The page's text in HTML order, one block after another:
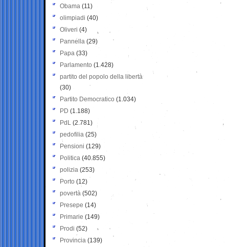
Obama (11)
olimpiadi (40)
Oliveri (4)
Pannella (29)
Papa (33)
Parlamento (1.428)
partito del popolo della libertà
(30)
Partito Democratico (1.034)
PD (1.188)
PdL (2.781)
pedofilia (25)
Pensioni (129)
Politica (40.855)
polizia (253)
Porto (12)
povertà (502)
Presepe (14)
Primarie (149)
Prodi (52)
Provincia (139)